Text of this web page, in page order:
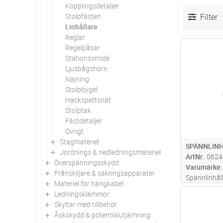
Kopplingsdetaljer
Stolpfästen
Linhållare
Reglar
Regelpåsar
Stationssmide
Ljusbågshorn
Najning
Stolpbygel
Hackspettsnät
Stolptak
Fästdetaljer
Övrigt
Stagmateriel
Jordnings & nedledningsmateriel
Överspänningsskydd
Frånskiljare & säkringsapparater
Materiel för hängkabel
Ledningsklämmor
Skyltar med tillbehör
Åskskydd & potentialutjämning
Filter
ArtNr
Varumärke
ledare
6-14,9mm
skall alltid